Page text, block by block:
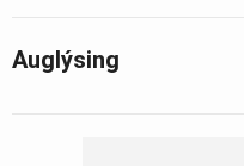
Auglýsing